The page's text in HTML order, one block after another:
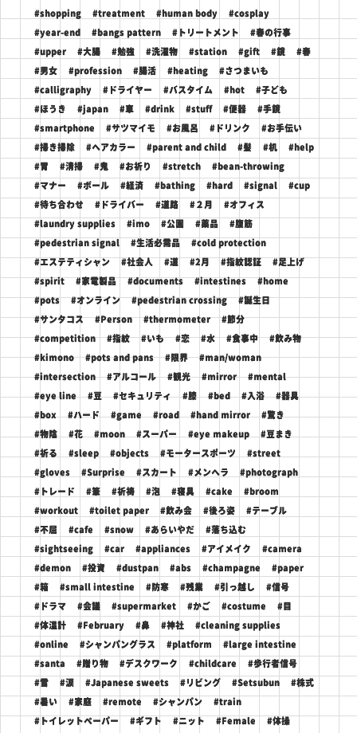
#shopping #treatment #human body #cosplay
#year-end #bangs pattern #トリートメント #春の行事
#upper #大腸 #勉強 #洗濯物 #station #gift #鏡 #春
#男女 #profession #腸活 #heating #さつまいも
#calligraphy #ドライヤー #バスタイム #hot #子ども
#ほうき #japan #車 #drink #stuff #便器 #手鏡
#smartphone #サツマイモ #お風呂 #ドリンク #お手伝い
#掃き掃除 #ヘアカラー #parent and child #髪 #机 #help
#胃 #清掃 #鬼 #お祈り #stretch #bean-throwing
#マナー #ボール #経済 #bathing #hard #signal #cup
#待ち合わせ #ドライバー #道路 #２月 #オフィス
#laundry supplies #imo #公園 #薬品 #腹筋
#pedestrian signal #生活必需品 #cold protection
#エステティシャン #社会人 #道 #2月 #指紋認証 #足上げ
#spirit #家電製品 #documents #intestines #home
#pots #オンライン #pedestrian crossing #誕生日
#サンタコス #Person #thermometer #節分
#competition #指紋 #いも #恋 #水 #食事中 #飲み物
#kimono #pots and pans #限界 #man/woman
#intersection #アルコール #観光 #mirror #mental
#eye line #豆 #セキュリティ #膝 #bed #入浴 #器具
#box #ハード #game #road #hand mirror #驚き
#物陰 #花 #moon #スーパー #eye makeup #豆まき
#祈る #sleep #objects #モータースポーツ #street
#gloves #Surprise #スカート #メンヘラ #photograph
#トレード #筆 #祈祷 #泡 #寝具 #cake #broom
#workout #toilet paper #飲み会 #後ろ姿 #テーブル
#不屈 #cafe #snow #あらいやだ #落ち込む
#sightseeing #car #appliances #アイメイク #camera
#demon #投資 #dustpan #abs #champagne #paper
#箱 #small intestine #防寒 #残業 #引っ越し #信号
#ドラマ #会議 #supermarket #かご #costume #目
#体温計 #February #鼻 #神社 #cleaning supplies
#online #シャンパングラス #platform #large intestine
#santa #贈り物 #デスクワーク #childcare #歩行者信号
#雪 #涙 #Japanese sweets #リビング #Setsubun #株式
#暑い #家庭 #remote #シャンパン #train
#トイレットペーパー #ギフト #ニット #Female #体操